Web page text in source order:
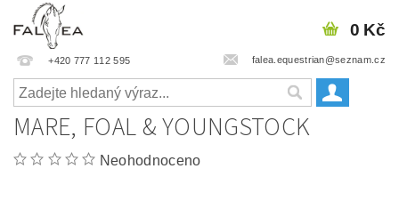
+420 777 112 595 falea.equestrian@seznam.cz
0 Kč
MARE, FOAL & YOUNGSTOCK
Neohodnoceno